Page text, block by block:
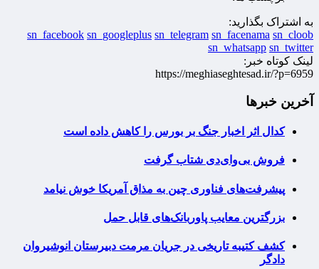
به اشتراک بگذارید:
sn_facebook sn_googleplus sn_telegram sn_facenama sn_cloob
sn_whatsapp sn_twitter
لینک کوتاه خبر:
https://meghiaseghtesad.ir/?p=6959
آخرین خبرها
کدال اثر اخبار جنگ بر بورس را کاهش داده است
فروش بی‌وای‌دی شتاب گرفت
پیشرفت‌های فناوری چین به مذاق آمریکا خوش نیامد
بزرگترین معایب پاوربانک‌های قابل حمل
کشف کتیبه تاریخی در جریان مرمت دبیرستان انوشیروان
دادگر